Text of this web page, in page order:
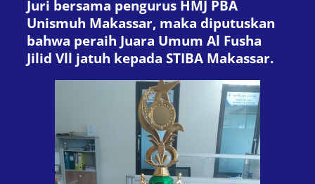
Juri bersama pengurus HMJ PBA
Unismuh Makassar, maka diputuskan
bahwa peraih Juara Umum Al Fusha
Jilid Vll jatuh kepada STIBA Makassar.